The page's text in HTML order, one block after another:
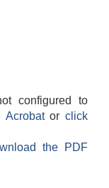
configured to
Acrobatorclick
the PDF